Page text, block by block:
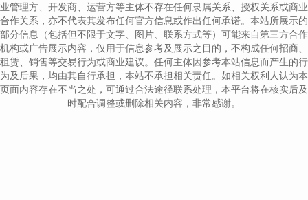
业管理方、开发商、运营方等主体不存在任何隶属关系、授权关系或商业
合作关系，亦不代表其发布任何官方信息或作出任何承诺。本站所展示的
部分信息（包括但不限于文字、图片、联系方式等）可能来自第三方合作
机构或广告展示内容，仅用于信息参考及展示之目的，不构成任何招商、
租赁、销售等交易行为或商业建议。任何主体因参考本站信息而产生的行
为及后果，均由其自行承担，本站不承担相关责任。如相关权利人认为本
页面内容存在不当之处，可通过合法途径联系处理，本平台将在核实后及
时配合调整或删除相关内容，非常感谢。